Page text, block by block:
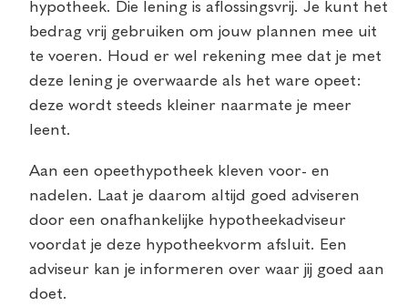
hypotheek. Die lening is aflossingsvrij. Je kunt het
bedrag vrij gebruiken om jouw plannen mee uit
te voeren. Houd er wel rekening mee dat je met
deze lening je overwaarde als het ware opeet:
deze wordt steeds kleiner naarmate je meer
leent.
Aan een opeethypotheek kleven voor- en
nadelen. Laat je daarom altijd goed adviseren
door een onafhankelijke hypotheekadviseur
voordat je deze hypotheekvorm afsluit. Een
adviseur kan je informeren over waar jij goed aan
doet.